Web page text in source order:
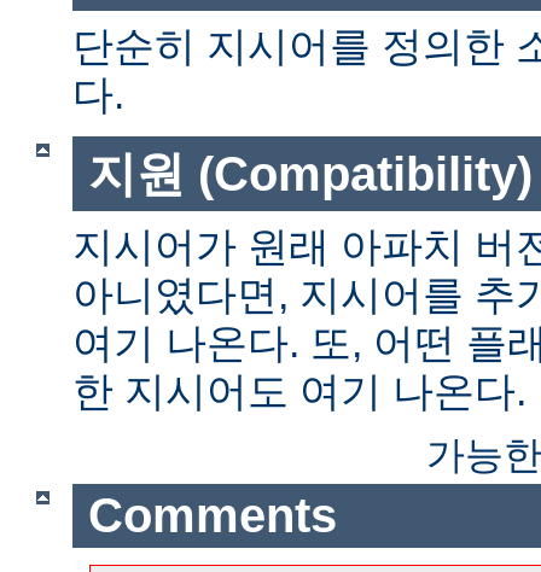
단순히 지시어를 정의한
다.
지원 (Compatibility)
지시어가 원래 아파치 버
아니였다면, 지시어를 추
여기 나온다. 또, 어떤 플
한 지시어도 여기 나온다.
가능
Comments